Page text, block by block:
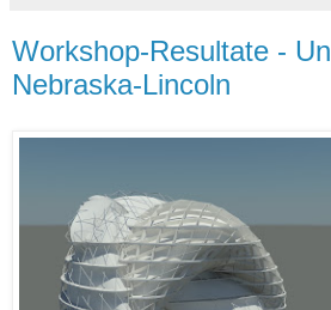
Workshop-Resultate -
Nebraska-Lincoln